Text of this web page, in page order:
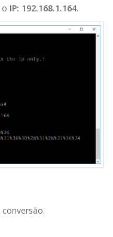
IP: 192.168.1.164.